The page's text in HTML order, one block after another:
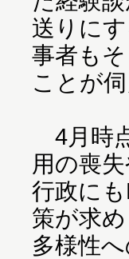
送りに
事者も
ことが伺
4月時
用の喪
行政に
策が求
多様性